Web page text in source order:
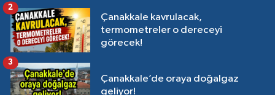
Çanakkale kavrulacak,
termometreler o dereceyi
görecek!
2
Çanakkale’de oraya doğalgaz
geliyor!
3